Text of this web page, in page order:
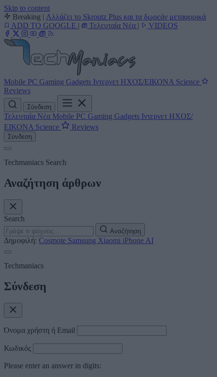
Skip to content
Breaking | Αλλάζει το Skroutz Plus και τα δωρεάν μεταφορικά
ADD TO GOOGLE | Τελευταία Νέα | VIDEOS
Mobile PC Gaming Gadgets Ιντερνετ ΗΧΟΣ/ΕΙΚΟΝΑ Science
Reviews
Σύνδεση
Τελευταία Νέα Mobile PC Gaming Gadgets Ιντερνετ ΗΧΟΣ/
ΕΙΚΟΝΑ Science Reviews
Σύνδεση
Techmaniacs Search
Αναζήτηση άρθρων
Search
Αναζήτηση
Δημοφιλή: Cosmote Samsung Xiaomi iPhone AI
Techmaniacs
Σύνδεση
Όνομα χρήστη ή Email
Κωδικός
Please enter an answer in digits: